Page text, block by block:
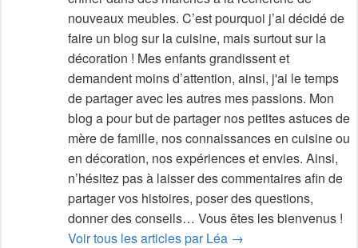
nouveaux meubles. C’est pourquoi j’ai décidé de
faire un blog sur la cuisine, mais surtout sur la
décoration ! Mes enfants grandissent et
demandent moins d’attention, ainsi, j'ai le temps
de partager avec les autres mes passions. Mon
blog a pour but de partager nos petites astuces de
mère de famille, nos connaissances en cuisine ou
en décoration, nos expériences et envies. Ainsi,
n’hésitez pas à laisser des commentaires afin de
partager vos histoires, poser des questions,
donner des conseils… Vous êtes les bienvenus !
Voir tous les articles par Léa →